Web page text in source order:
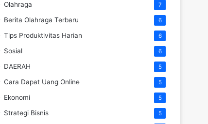
Olahraga 7
Berita Olahraga Terbaru 6
Tips Produktivitas Harian 6
Sosial 6
DAERAH 5
Cara Dapat Uang Online 5
Ekonomi 5
Strategi Bisnis 5